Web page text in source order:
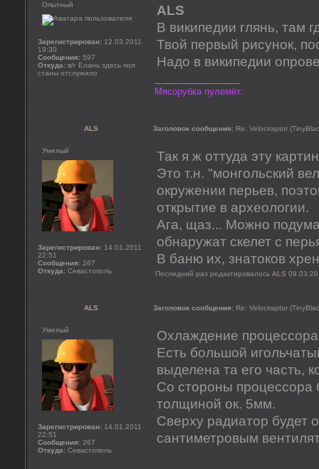
Опытный
Зарегистрирован: 12.03.2011
19:30
Сообщения: 597
Откуда: в/г Елань здесь пол
станы отслужило
ALS
В википедии глянь, там
Твой первый рисунок,
Надо в википедии
Мясорубка пулемёт:
ALS Заголовок сообщения: Re: Velociraptor
Умелый
Зарегистрирован: 14.01.2011
22:51
Сообщения: 267
Откуда: Севастополь
Так я ж оттуда эту
Это т.н. "монгольский
окружении перьев,
открытие в археологии.
Ага, щаз... Можно
обнаружат скелет с
В баню их, знатоков
Последний раз редактировалось ALS
ALS Заголовок сообщения: Re: Velociraptor
Умелый
Зарегистрирован: 14.01.2011
22:51
Сообщения: 267
Откуда: Севастополь
Охлаждение
Есть большой
выделена та его часть,
Со стороны процессора
толщиной ок. 5мм.
Сверху радиатор будет
сантиметровым